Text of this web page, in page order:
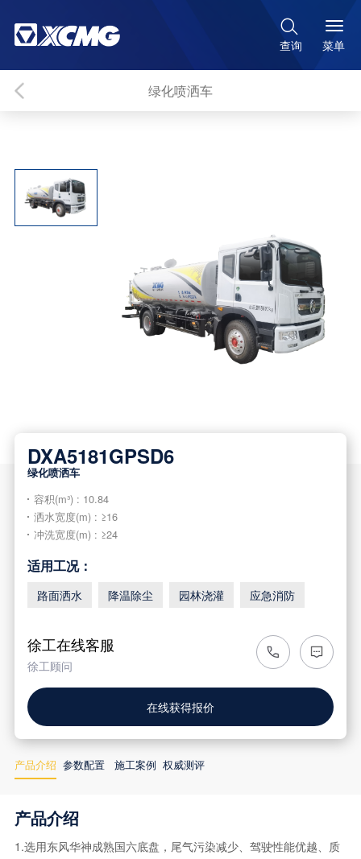

查询 菜单
绿化喷洒车
DXA5181GPSD6
绿化喷洒车
容积(m³) : 10.84
洒水宽度(m) : ≥16
冲洗宽度(m) : ≥24
适用工况：
路面洒水 降温除尘 园林浇灌 应急消防
徐工在线客服
徐工顾问
在线获得报价
产品介绍 参数配置 施工案例 权威测评
产品介绍
1.选用东风华神成熟国六底盘，尾气污染减少、驾驶性能优越、质